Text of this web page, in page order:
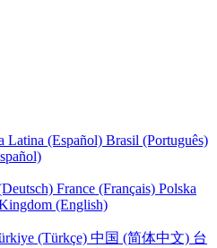
Latina (Español) Brasil (Português)
France (Français) Polska
(English)
(Türkçe) 中国 (简体中文) 台